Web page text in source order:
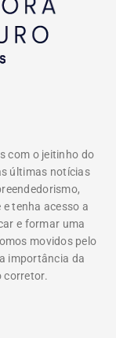
com o jeitinho do
últimas notícias
tenha acesso a
e formar uma
movidos pelo
importância da
corretor.